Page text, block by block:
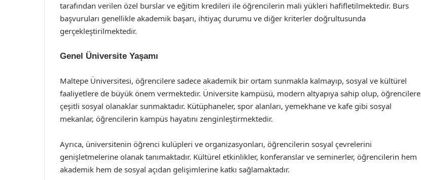
tarafından verilen özel burslar ve eğitim kredileri ile öğrencilerin mali yükleri hafifletilmektedir. Burs
başvuruları genellikle akademik başarı, ihtiyaç durumu ve diğer kriterler doğrultusunda
gerçekleştirilmektedir.
Genel Üniversite Yaşamı
Maltepe Üniversitesi, öğrencilere sadece akademik bir ortam sunmakla kalmayıp, sosyal ve kültürel
faaliyetlere de büyük önem vermektedir. Üniversite kampüsü, modern altyapıya sahip olup, öğrencilere
çeşitli sosyal olanaklar sunmaktadır. Kütüphaneler, spor alanları, yemekhane ve kafe gibi sosyal
mekanlar, öğrencilerin kampüs hayatını zenginleştirmektedir.
Ayrıca, üniversitenin öğrenci kulüpleri ve organizasyonları, öğrencilerin sosyal çevrelerini
genişletmelerine olanak tanımaktadır. Kültürel etkinlikler, konferanslar ve seminerler, öğrencilerin hem
akademik hem de sosyal açıdan gelişimlerine katkı sağlamaktadır.